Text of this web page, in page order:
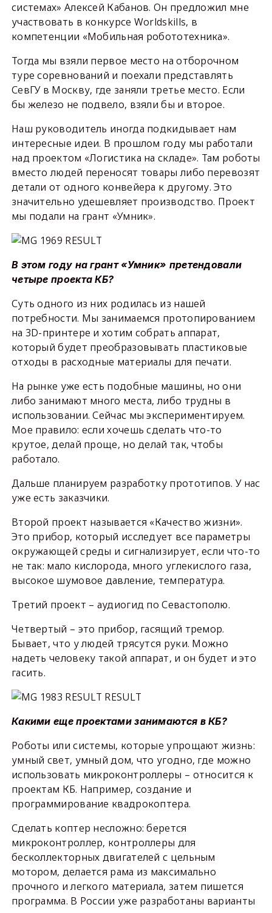
системах» Алексей Кабанов. Он предложил мне
участвовать в конкурсе Worldskills, в
компетенции «Мобильная робототехника».
Тогда мы взяли первое место на отборочном
туре соревнований и поехали представлять
СевГУ в Москву, где заняли третье место. Если
бы железо не подвело, взяли бы и второе.
Наш руководитель иногда подкидывает нам
интересные идеи. В прошлом году мы работали
над проектом «Логистика на складе». Там роботы
вместо людей переносят товары либо перевозят
детали от одного конвейера к другому. Это
значительно удешевляет производство. Проект
мы подали на грант «Умник».
В этом году на грант «Умник» претендовали
четыре проекта КБ?
Суть одного из них родилась из нашей
потребности. Мы занимаемся протопированием
на 3D-принтере и хотим собрать аппарат,
который будет преобразовывать пластиковые
отходы в расходные материалы для печати.
На рынке уже есть подобные машины, но они
либо занимают много места, либо трудны в
использовании. Сейчас мы экспериментируем.
Мое правило: если хочешь сделать что-то
крутое, делай проще, но делай так, чтобы
работало.
Дальше планируем разработку прототипов. У нас
уже есть заказчики.
Второй проект называется «Качество жизни».
Это прибор, который исследует все параметры
окружающей среды и сигнализирует, если что-то
не так: мало кислорода, много углекислого газа,
высокое шумовое давление, температура.
Третий проект – аудиогид по Севастополю.
Четвертый – это прибор, гасящий тремор.
Бывает, что у людей трясутся руки. Можно
надеть человеку такой аппарат, и он будет и это
гасить.
Какими еще проектами занимаются в КБ?
Роботы или системы, которые упрощают жизнь:
умный свет, умный дом, что угодно, где можно
использовать микроконтроллеры – относится к
проектам КБ. Например, создание и
программирование квадрокоптера.
Сделать коптер неcложно: берется
микроконтроллер, контроллеры для
бесколлекторных двигателей с цельным
мотором, делается рама из максимально
прочного и легкого материала, затем пишется
программа. В России уже разработаны варианты